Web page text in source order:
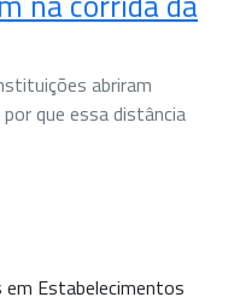
abriram
que essa distância